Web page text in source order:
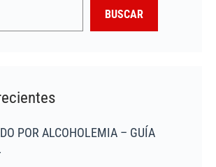
BUSCAR
POR ALCOHOLEMIA – GUÍA